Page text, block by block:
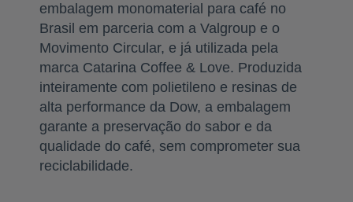
embalagem monomaterial para café no
Brasil em parceria com a Valgroup e o
Movimento Circular, e já utilizada pela
marca Catarina Coffee & Love. Produzida
inteiramente com polietileno e resinas de
alta performance da Dow, a embalagem
garante a preservação do sabor e da
qualidade do café, sem comprometer sua
reciclabilidade.